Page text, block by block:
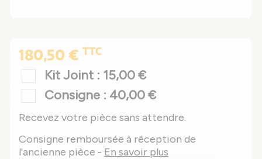
180,50 € TTC
Kit Joint : 15,00 €
Consigne : 40,00 €
Recevez votre pièce sans attendre.
Consigne remboursée à réception de
l'ancienne pièce - En savoir plus